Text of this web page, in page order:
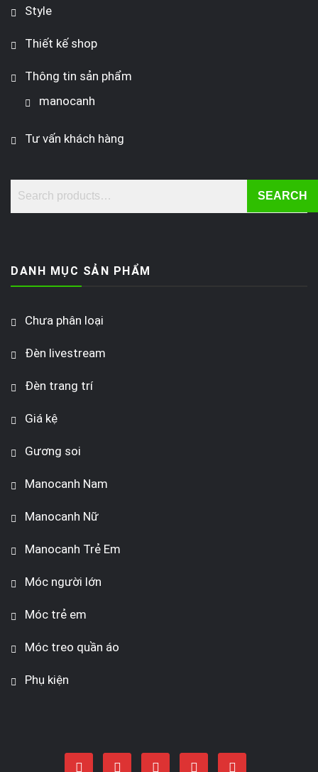
Style
Thiết kế shop
Thông tin sản phẩm
manocanh
Tư vấn khách hàng
SEARCH
DANH MỤC SẢN PHẨM
Chưa phân loại
Đèn livestream
Đèn trang trí
Giá kệ
Gương soi
Manocanh Nam
Manocanh Nữ
Manocanh Trẻ Em
Móc người lớn
Móc trẻ em
Móc treo quần áo
Phụ kiện